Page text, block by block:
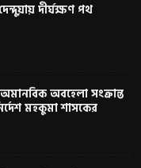
দীর্ঘক্ষণ পথ
অবহেলা সংক্রান্ত
মহকুমা শাসকের